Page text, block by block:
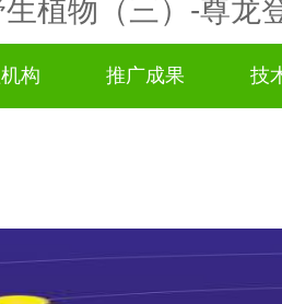
植物（三）-尊龙
构 推广成果 技